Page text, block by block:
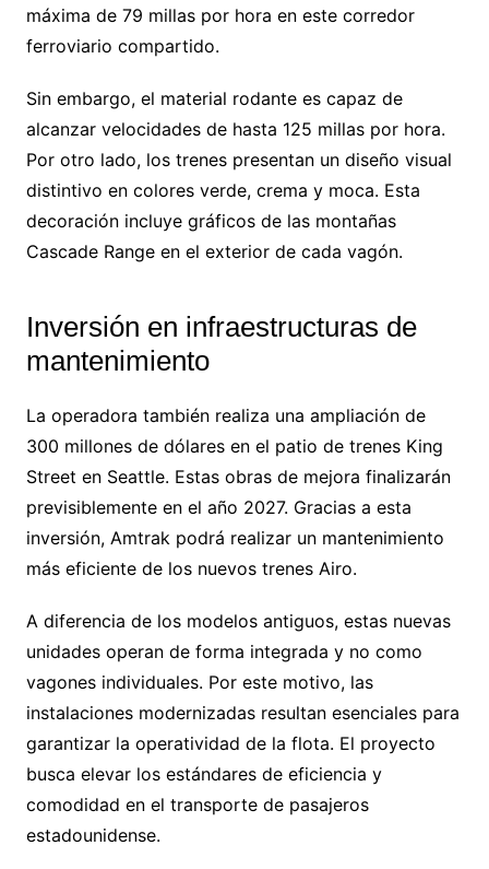
máxima de 79 millas por hora en este corredor
ferroviario compartido.
Sin embargo, el material rodante es capaz de
alcanzar velocidades de hasta 125 millas por hora.
Por otro lado, los trenes presentan un diseño visual
distintivo en colores verde, crema y moca. Esta
decoración incluye gráficos de las montañas
Cascade Range en el exterior de cada vagón.
Inversión en infraestructuras de
mantenimiento
La operadora también realiza una ampliación de
300 millones de dólares en el patio de trenes King
Street en Seattle. Estas obras de mejora finalizarán
previsiblemente en el año 2027. Gracias a esta
inversión, Amtrak podrá realizar un mantenimiento
más eficiente de los nuevos trenes Airo.
A diferencia de los modelos antiguos, estas nuevas
unidades operan de forma integrada y no como
vagones individuales. Por este motivo, las
instalaciones modernizadas resultan esenciales para
garantizar la operatividad de la flota. El proyecto
busca elevar los estándares de eficiencia y
comodidad en el transporte de pasajeros
estadounidense.